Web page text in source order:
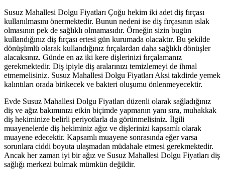
Susuz Mahallesi Dolgu Fiyatları Çoğu hekim iki adet diş fırçası
kullanılmasını önermektedir. Bunun nedeni ise diş fırçasının ıslak
olmasının pek de sağlıklı olmamasıdır. Örneğin sizin bugün
kullandığınız diş fırçası ertesi gün kurumada olacaktır. Bu şekilde
dönüşümlü olarak kullandığınız fırçalardan daha sağlıklı dönüşler
alacaksınız. Günde en az iki kere dişlerinizi fırçalamanız
gerekmektedir. Diş ipiyle diş aralarınızı temizlemeyi de ihmal
etmemelisiniz. Susuz Mahallesi Dolgu Fiyatları Aksi takdirde yemek
kalıntıları orada birikecek ve bakteri oluşumu önlenmeyecektir.
Evde Susuz Mahallesi Dolgu Fiyatları düzenli olarak sağladığınız
diş ve ağız bakımınızı etkin biçimde yapmanın yanı sıra, muhakkak
diş hekiminize belirli periyotlarla da görünmelisiniz. İlgili
muayenelerde diş hekiminiz ağız ve dişlerinizi kapsamlı olarak
muayene edecektir. Kapsamlı muayene sonrasında eğer varsa
sorunlara ciddi boyuta ulaşmadan müdahale etmesi gerekmektedir.
Ancak her zaman iyi bir ağız ve Susuz Mahallesi Dolgu Fiyatları diş
sağlığı merkezi bulmak mümkün değildir.